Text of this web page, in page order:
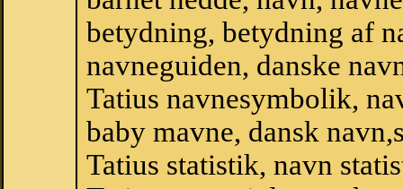
betydning, betydning af
navneguiden, danske
Tatius navnesymbolik,
baby mavne, dansk
Tatius statistik, navn